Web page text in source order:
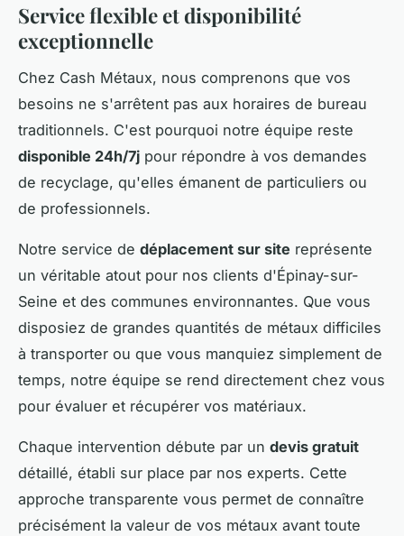
Service flexible et disponibilité
exceptionnelle
Chez Cash Métaux, nous comprenons que vos
besoins ne s'arrêtent pas aux horaires de bureau
traditionnels. C'est pourquoi notre équipe reste
disponible 24h/7j pour répondre à vos demandes
de recyclage, qu'elles émanent de particuliers ou
de professionnels.
Notre service de déplacement sur site représente
un véritable atout pour nos clients d'Épinay-sur-
Seine et des communes environnantes. Que vous
disposiez de grandes quantités de métaux difficiles
à transporter ou que vous manquiez simplement de
temps, notre équipe se rend directement chez vous
pour évaluer et récupérer vos matériaux.
Chaque intervention débute par un devis gratuit
détaillé, établi sur place par nos experts. Cette
approche transparente vous permet de connaître
précisément la valeur de vos métaux avant toute